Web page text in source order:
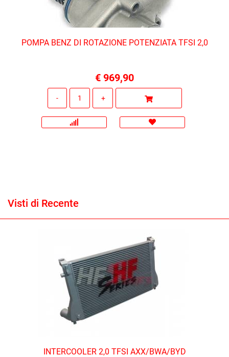
POMPA BENZ DI ROTAZIONE POTENZIATA TFSI 2,0
€ 969,90
Visti di Recente
INTERCOOLER 2,0 TFSI AXX/BWA/BYD